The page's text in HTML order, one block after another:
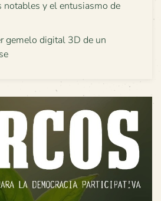
notables y el entusiasmo de
gemelo digital 3D de un